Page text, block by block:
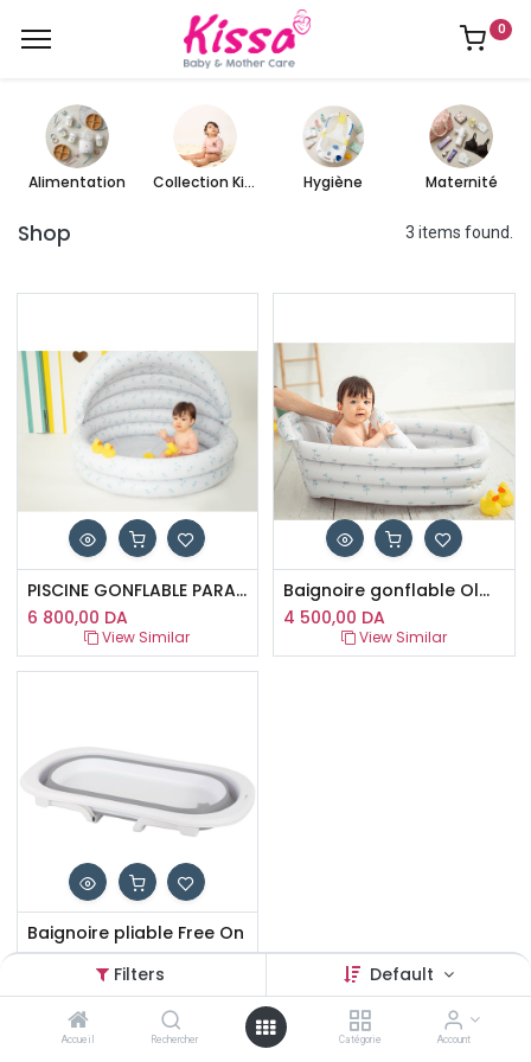
Filters Default
Accueil Rechercher Catégorie Account
0
Alimentation Collection Kissa Hygiène Maternité
Shop 3 items found.
PISCINE GONFLABLE PARASOL OLMITOS
6 800,00 DA
View Similar
Baignoire gonflable Olmitos
4 500,00 DA
View Similar
Baignoire pliable Free On
9 500,00DA